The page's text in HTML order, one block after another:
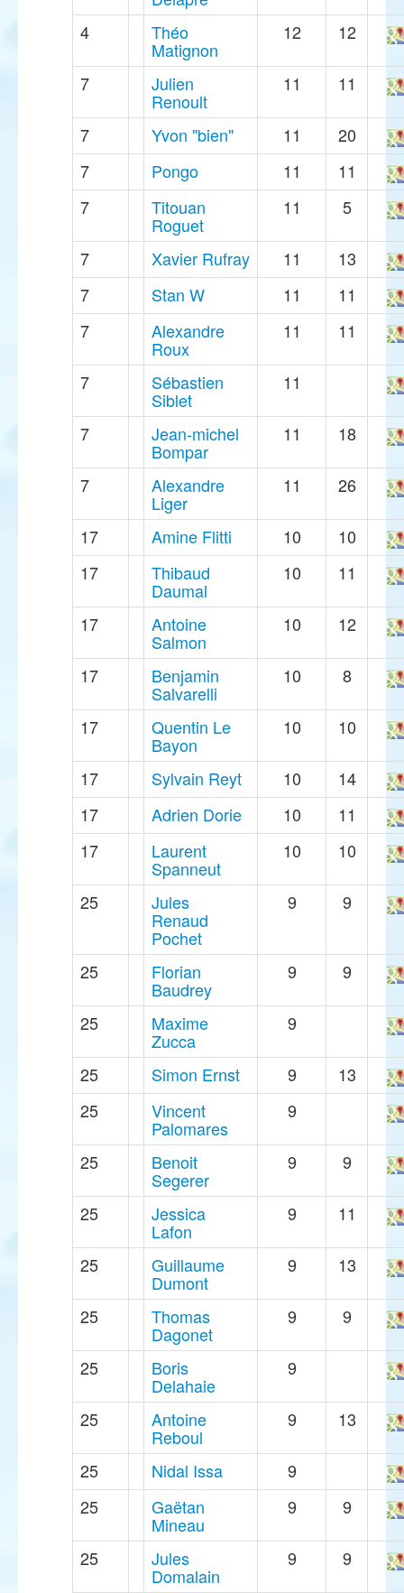
4 Théo
Matignon
12 12
7 Julien
Renoult
11 11
7 Yvon "bien" 11
20
7
Pongo 11
11
7
Titouan
Roguet
11 5
7 Xavier Rufray 11
13
7
Stan W 11
11
7
Alexandre
Roux
11 11
7 Sébastien
Siblet
11
7 Jean-michel
Bompar
11 18
7 Alexandre
Liger
11 26
17 Amine Flitti 10
10
17
Thibaud
Daumal
10 11
17 Antoine
Salmon
10 12
17 Benjamin
Salvarelli
10 8
17 Quentin Le
Bayon
10 10
17 Sylvain Reyt 10
14
17
Adrien Dorie 10
11
17
Laurent
Spanneut
10 10
25 Jules
Renaud
Pochet
9 9
25 Florian
Baudrey
9 9
25 Maxime
Zucca
9
25 Simon Ernst 9
13
25
Vincent
Palomares
9
25 Benoit
Segerer
9 9
25 Jessica
Lafon
9 11
25 Guillaume
Dumont
9 13
25 Thomas
Dagonet
9 9
25 Boris
Delahaie
9
25 Antoine
Reboul
9 13
25 Nidal Issa
9
25
Gaëtan
Mineau
9 9
25 Jules
Domalain
9 9